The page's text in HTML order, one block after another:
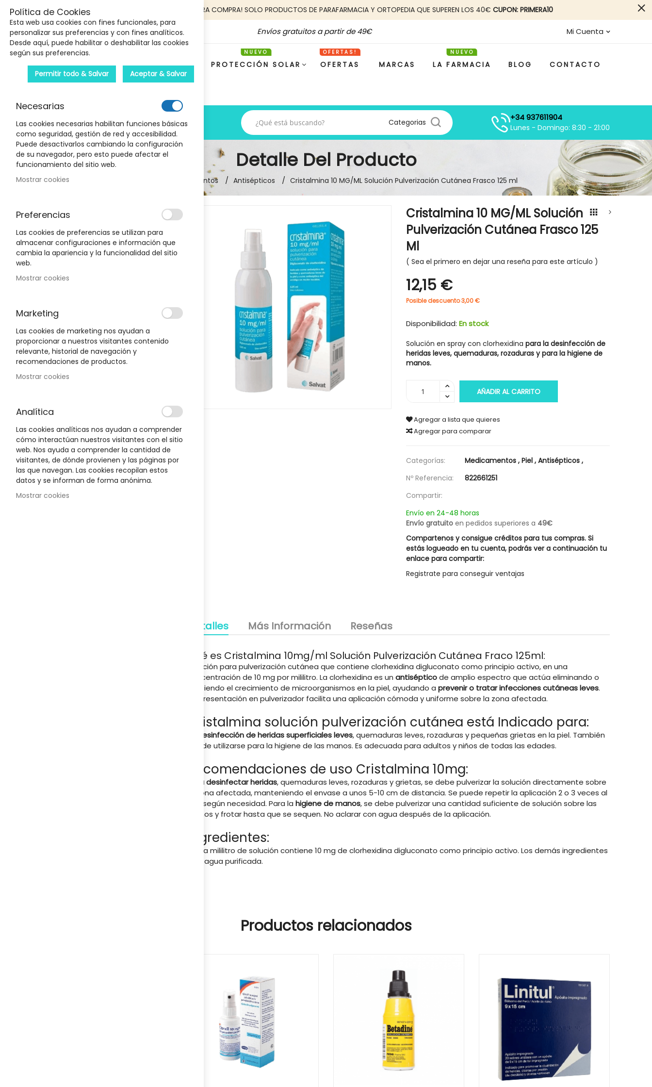
5€ DE DESCUENTO EN TU PRIMERA COMPRA! SOLO PRODUCTOS DE PARAFARMACIA Y ORTOPEDIA QUE SUPEREN LOS 40€ CUPON: PRIMERA10
Envíos gratuitos a partir de 49€ Mi Cuenta
PROTECCIÓN SOLAR OFERTAS MARCAS LA FARMACIA BLOG CONTACTO
PRODUCTOS Categorias +34 937611904
Lunes - Domingo: 8:30 - 21:00
Detalle Del Producto
Medicamentos Antisépticos Cristalmina 10 MG/ML Solución Pulverización Cutánea Frasco 125 ml
Cristalmina 10 MG/ML Solución
Pulverización Cutánea Frasco 125
Ml
Sea el primero en dejar una reseña para este artículo
12,15 €
Posible descuento 3,00 €
Disponibilidad: En stock
Solución en spray con clorhexidina para la desinfección de
heridas leves, quemaduras, rozaduras y para la higiene de
manos.
AÑADIR AL CARRITO
Agregar a lista que quieres
Agregar para comparar
Categorías: Medicamentos , Piel , Antisépticos ,
Nº Referencia:
822661251
Compartir:
Envío en 24-48 horas
Envío gratuito en pedidos superiores a 49€
Compartenos y consigue créditos para tus compras. Si
estás logueado en tu cuenta, podrás ver a continuación tu
enlace para compartir:
Registrate para conseguir ventajas
Detalles Más Información Reseñas
Qué es Cristalmina 10mg/ml Solución Pulverización Cutánea Fraco 125ml:
Solución para pulverización cutánea que contiene clorhexidina digluconato como principio activo, en una
concentración de 10 mg por mililitro. La clorhexidina es un antisépticode amplio espectro que actúa eliminando o
inhibiendo el crecimiento de microorganismos en la piel, ayudando a prevenir o tratar infecciones cutáneas leves.
Su presentación en pulverizador facilita una aplicación cómoda y uniforme sobre la zona afectada.
Cristalmina solución pulverización cutánea está Indicado para:
desinfección de heridas superficiales leves, quemaduras leves, rozaduras y pequeñas grietas en la piel. También
puede utilizarse para la higiene de las manos. Es adecuada para adultos y niños de todas las edades.
Recomendaciones de uso Cristalmina 10mg:
Para desinfectar heridas, quemaduras leves, rozaduras y grietas, se debe pulverizar la solución directamente sobre
la zona afectada, manteniendo el envase a unos 5-10 cm de distancia. Se puede repetir la aplicación 2 o 3 veces al
día, según necesidad. Para la higiene de manos, se debe pulverizar una cantidad suficiente de solución sobre las
manos y frotar hasta que se sequen. No aclarar con agua después de la aplicación.
Ingredientes:
Cada mililitro de solución contiene 10 mg de clorhexidina digluconato como principio activo. Los demás ingredientes
son: agua purificada.
A partir de 50€
Devoluciones
Gratuitas
Soporte
A tu servicio
Productos relacionados
Política de Cookies
Esta web usa cookies con fines funcionales, para
personalizar sus preferencias y con fines analíticos.
Desde aquí, puede habilitar o deshabilitar las cookies
según sus preferencias.
Permitir todo & Salvar Aceptar & Salvar
Necesarias
Las cookies necesarias habilitan funciones básicas
como seguridad, gestión de red y accesibilidad.
Puede desactivarlos cambiando la configuración
de su navegador, pero esto puede afectar el
funcionamiento del sitio web.
Mostrar cookies
Preferencias
Las cookies de preferencias se utilizan para
almacenar configuraciones e información que
cambia la apariencia y la funcionalidad del sitio
web.
Mostrar cookies
Marketing
Las cookies de marketing nos ayudan a
proporcionar a nuestros visitantes contenido
relevante, historial de navegación y
recomendaciones de productos.
Mostrar cookies
Analítica
Las cookies analíticas nos ayudan a comprender
cómo interactúan nuestros visitantes con el sitio
web. Nos ayuda a comprender la cantidad de
visitantes, de dónde provienen y las páginas por
las que navegan. Las cookies recopilan estos
datos y se informan de forma anónima.
Mostrar cookies